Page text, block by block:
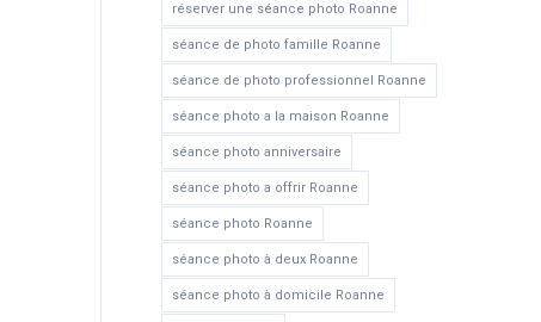
réserver une séance photo Roanne
séance de photo famille Roanne
séance de photo professionnel Roanne
séance photo a la maison Roanne
séance photo anniversaire
séance photo a offrir Roanne
séance photo Roanne
séance photo à deux Roanne
séance photo à domicile Roanne